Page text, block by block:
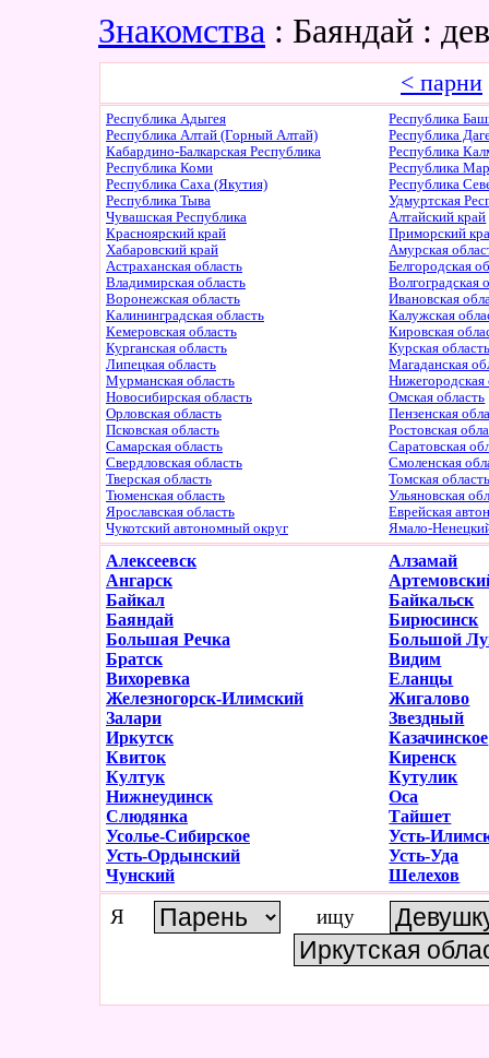
Знакомства : Баяндай :
< парни
Республика Адыгея
Республика
Республика Алтай (Горный Алтай)
Республика
Кабардино-Балкарская Республика
Республика
Республика Коми
Республика
Республика Саха (Якутия)
Республика
Республика Тыва
Удмуртская
Чувашская Республика
Алтайский край
Красноярский край
Приморский
Хабаровский край
Амурская
Астраханская область
Белгородская
Владимирская область
Волгоградская
Воронежская область
Ивановская
Калининградская область
Калужская
Кемеровская область
Кировская
Курганская область
Курская
Липецкая область
Магаданская
Мурманская область
Нижегородская
Новосибирская область
Омская область
Орловская область
Пензенская
Псковская область
Ростовская
Самарская область
Саратовская
Свердловская область
Смоленская
Тверская область
Томская
Тюменская область
Ульяновская
Ярославская область
Еврейская
Чукотский автономный округ
Ямало-
Алексеевск
Алзамай
Ангарск
Байкал
Байкальск
Баяндай
Бирюсинск
Большая Речка
Большой
Братск
Видим
Вихоревка
Еланцы
Железногорск-Илимский
Жигалово
Залари
Звездный
Иркутск
Казачинское
Квиток
Киренск
Култук
Кутулик
Нижнеудинск
Оса
Слюдянка
Тайшет
Усолье-Сибирское
Усть-
Усть-Ордынский
Усть-Уда
Чунский
Шелехов
Я ищу